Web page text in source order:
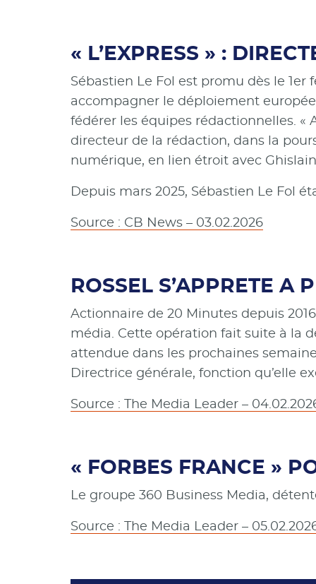
« L’EXPRESS » :
Sébastien Le Fol est promu dès le
accompagner le déploiement
fédérer les équipes rédactionnelles. «
directeur de la rédaction, dans la
numérique, en lien étroit avec
Depuis mars 2025, Sébastien Le Fol
Source : CB News – 03.02.2026
ROSSEL S’APPRETE A
Actionnaire de 20 Minutes depuis
média. Cette opération fait suite à la
attendue dans les prochaines
Directrice générale, fonction qu’elle
Source : The Media Leader –
« FORBES FRANCE »
Le groupe 360 Business Media,
Source : The Media Leader –